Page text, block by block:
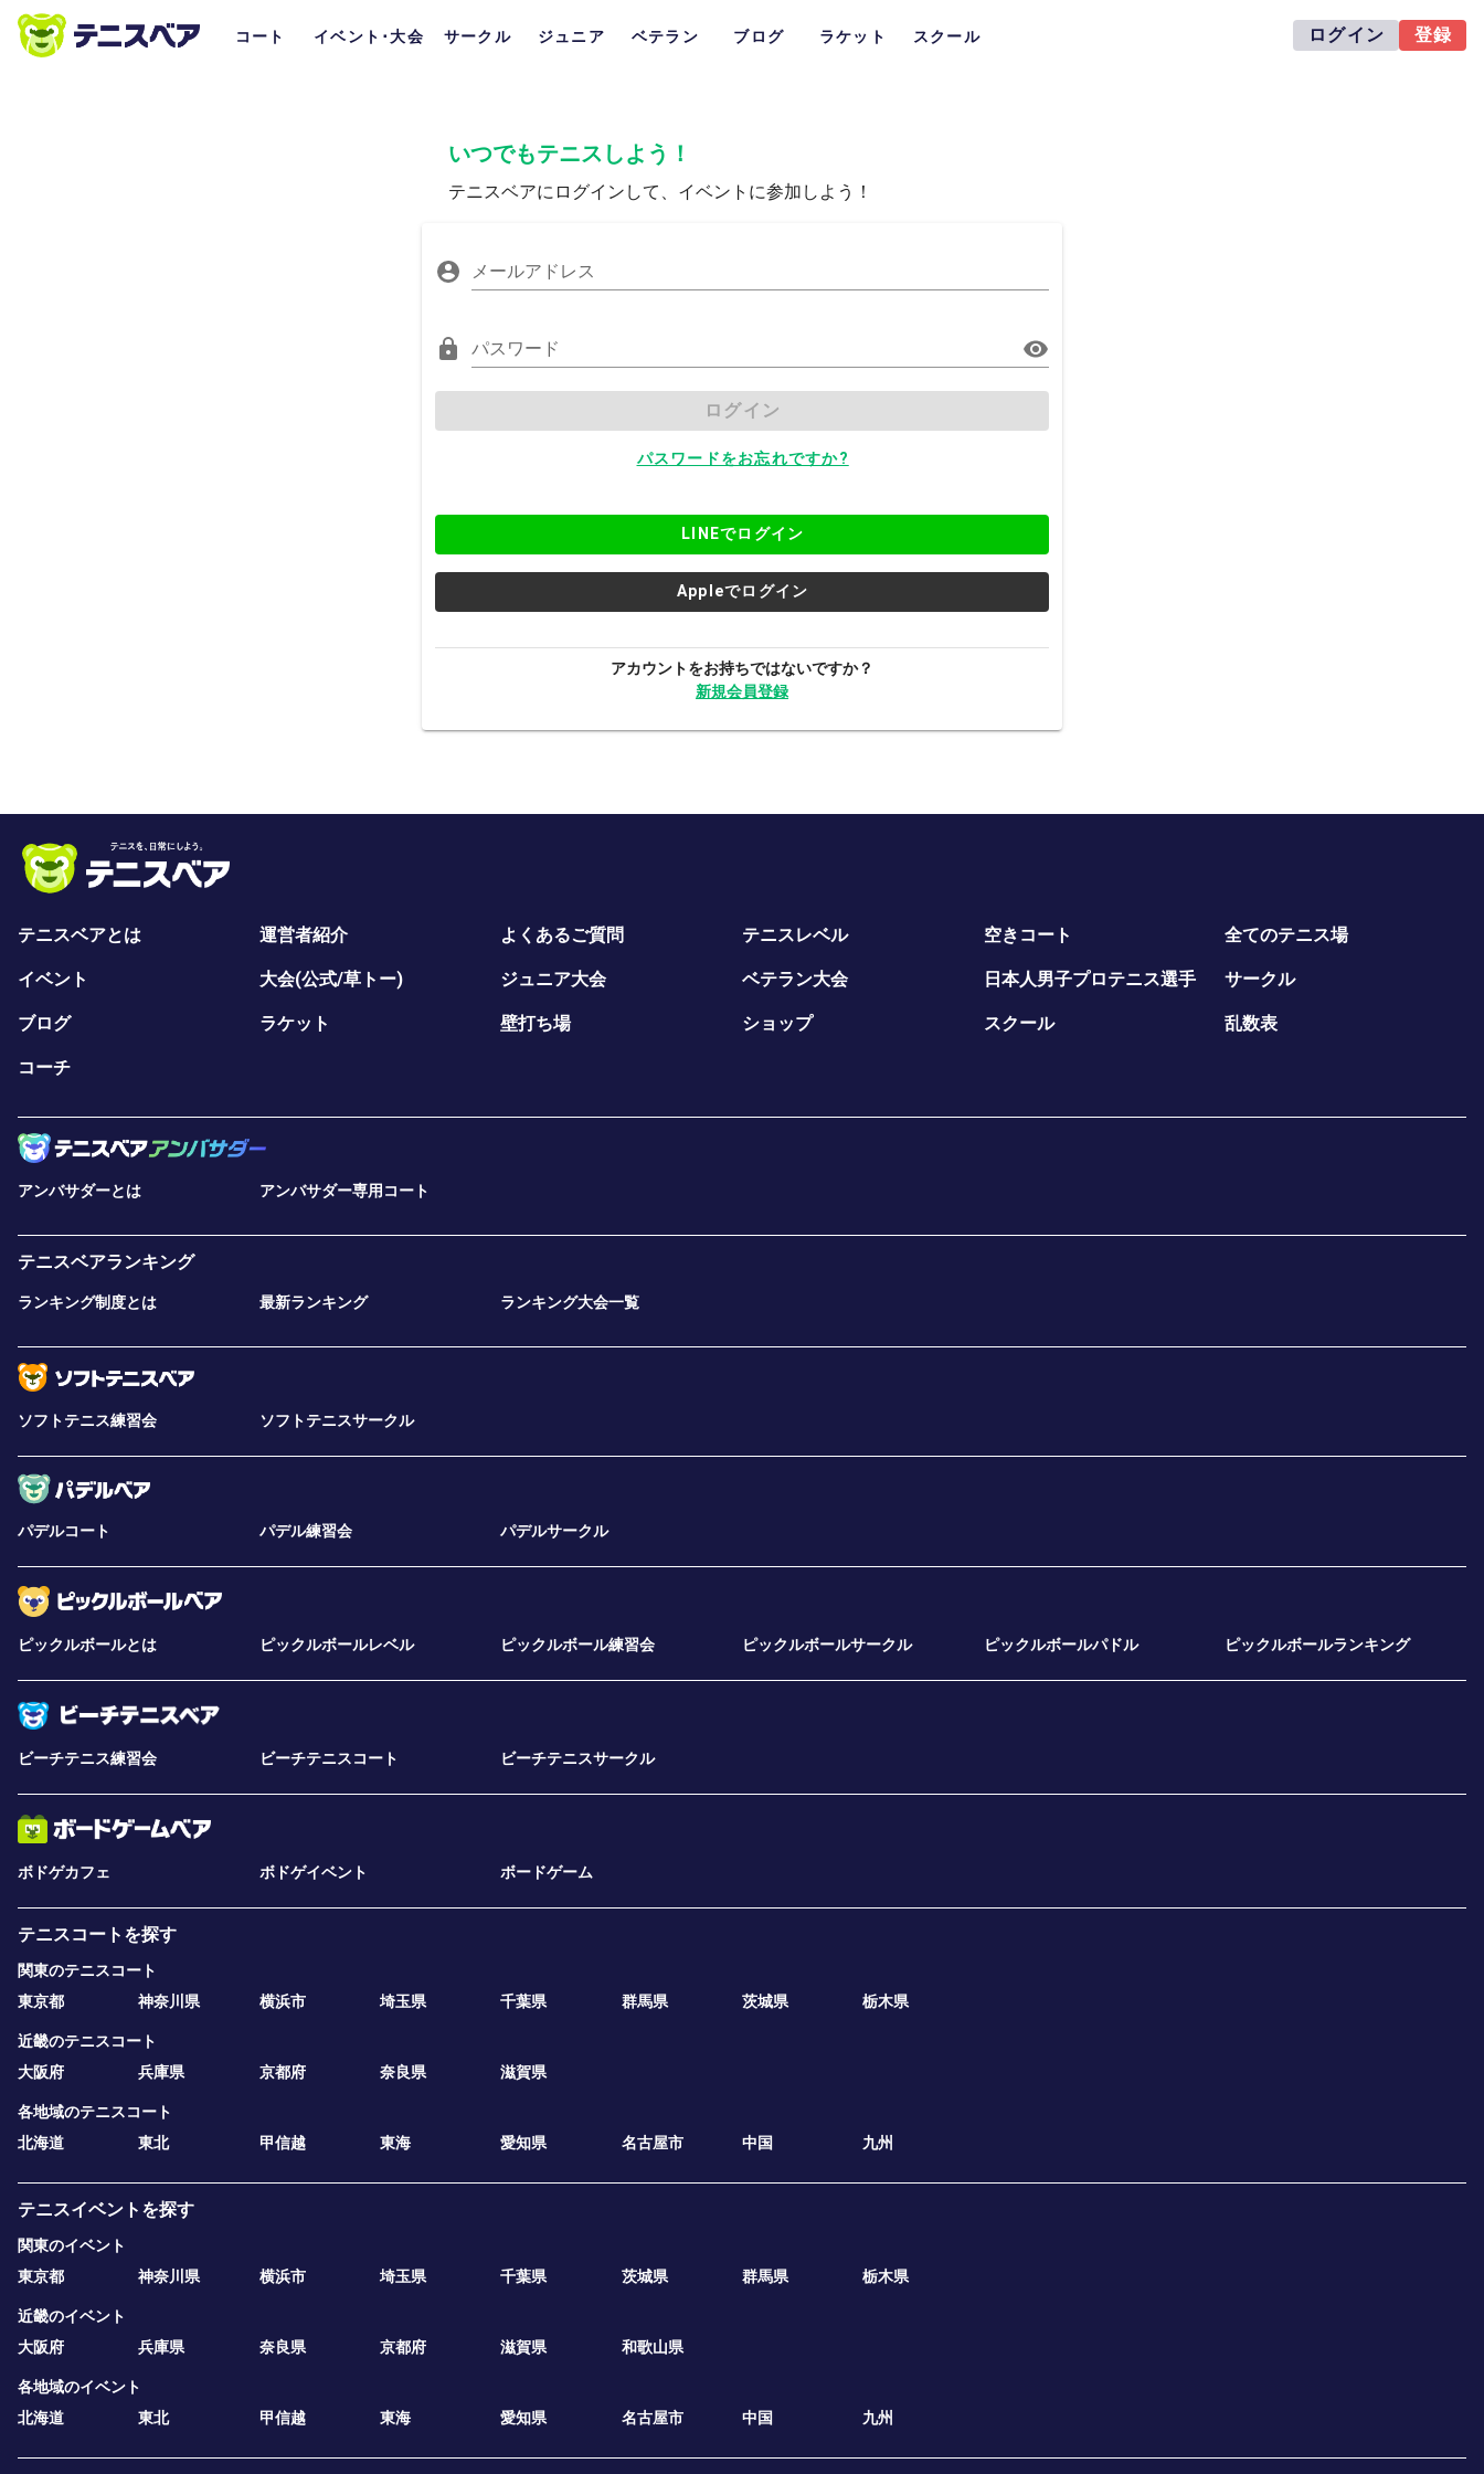
コート イベント･大会 サークル ジュニア ベテラン ブログ ラケット スクール ログイン 登録
いつでもテニスしよう！
テニスベアにログインして、イベントに参加しよう！
メールアドレス
パスワード
ログイン
パスワードをお忘れですか?
LINEでログイン
Appleでログイン
アカウントをお持ちではないですか？
新規会員登録
テニスベアとは 運営者紹介 よくあるご質問 テニスレベル 空きコート 全てのテニス場
イベント 大会(公式/草トー) ジュニア大会 ベテラン大会 日本人男子プロテニス選手 サークル
ブログ ラケット 壁打ち場 ショップ スクール 乱数表
コーチ
アンバサダーとは アンバサダー専用コート
テニスベアランキング
ランキング制度とは 最新ランキング ランキング大会一覧
ソフトテニス練習会 ソフトテニスサークル
パデルコート パデル練習会 パデルサークル
ピックルボールとは ピックルボールレベル ピックルボール練習会 ピックルボールサークル ピックルボールパドル ピックルボールランキング
ビーチテニス練習会 ビーチテニスコート ビーチテニスサークル
ボドゲカフェ ボドゲイベント ボードゲーム
テニスコートを探す
関東のテニスコート
東京都
神奈川県 横浜市 埼玉県 千葉県 群馬県 茨城県 栃木県
近畿のテニスコート
大阪府
兵庫県 京都府 奈良県 滋賀県
各地域のテニスコート
北海道
東北 甲信越 東海 愛知県 名古屋市 中国 九州
テニスイベントを探す
関東のイベント
東京都
神奈川県 横浜市 埼玉県 千葉県 茨城県 群馬県 栃木県
近畿のイベント
大阪府
兵庫県 奈良県 京都府 滋賀県 和歌山県
各地域のイベント
北海道
東北 甲信越 東海 愛知県 名古屋市 中国 九州